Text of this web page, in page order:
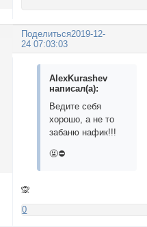
Поделиться2019-12-
24 07:03:03
AlexKurashev
написал(а):
Ведите себя
хорошо, а не то
забаню нафик!!!
🤬⛔
🙊
0